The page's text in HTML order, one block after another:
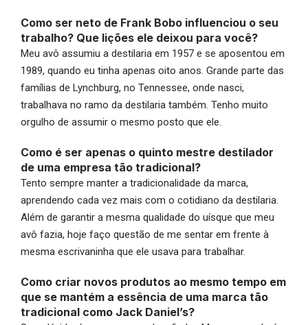
Como ser neto de Frank Bobo influenciou o seu
trabalho? Que lições ele deixou para você?
Meu avô assumiu a destilaria em 1957 e se aposentou em
1989, quando eu tinha apenas oito anos. Grande parte das
famílias de Lynchburg, no Tennessee, onde nasci,
trabalhava no ramo da destilaria também. Tenho muito
orgulho de assumir o mesmo posto que ele.
Como é ser apenas o quinto mestre destilador
de uma empresa tão tradicional?
Tento sempre manter a tradicionalidade da marca,
aprendendo cada vez mais com o cotidiano da destilaria.
Além de garantir a mesma qualidade do uísque que meu
avô fazia, hoje faço questão de me sentar em frente à
mesma escrivaninha que ele usava para trabalhar.
Como criar novos produtos ao mesmo tempo em
que se mantém a essência de uma marca tão
tradicional como Jack Daniel’s?